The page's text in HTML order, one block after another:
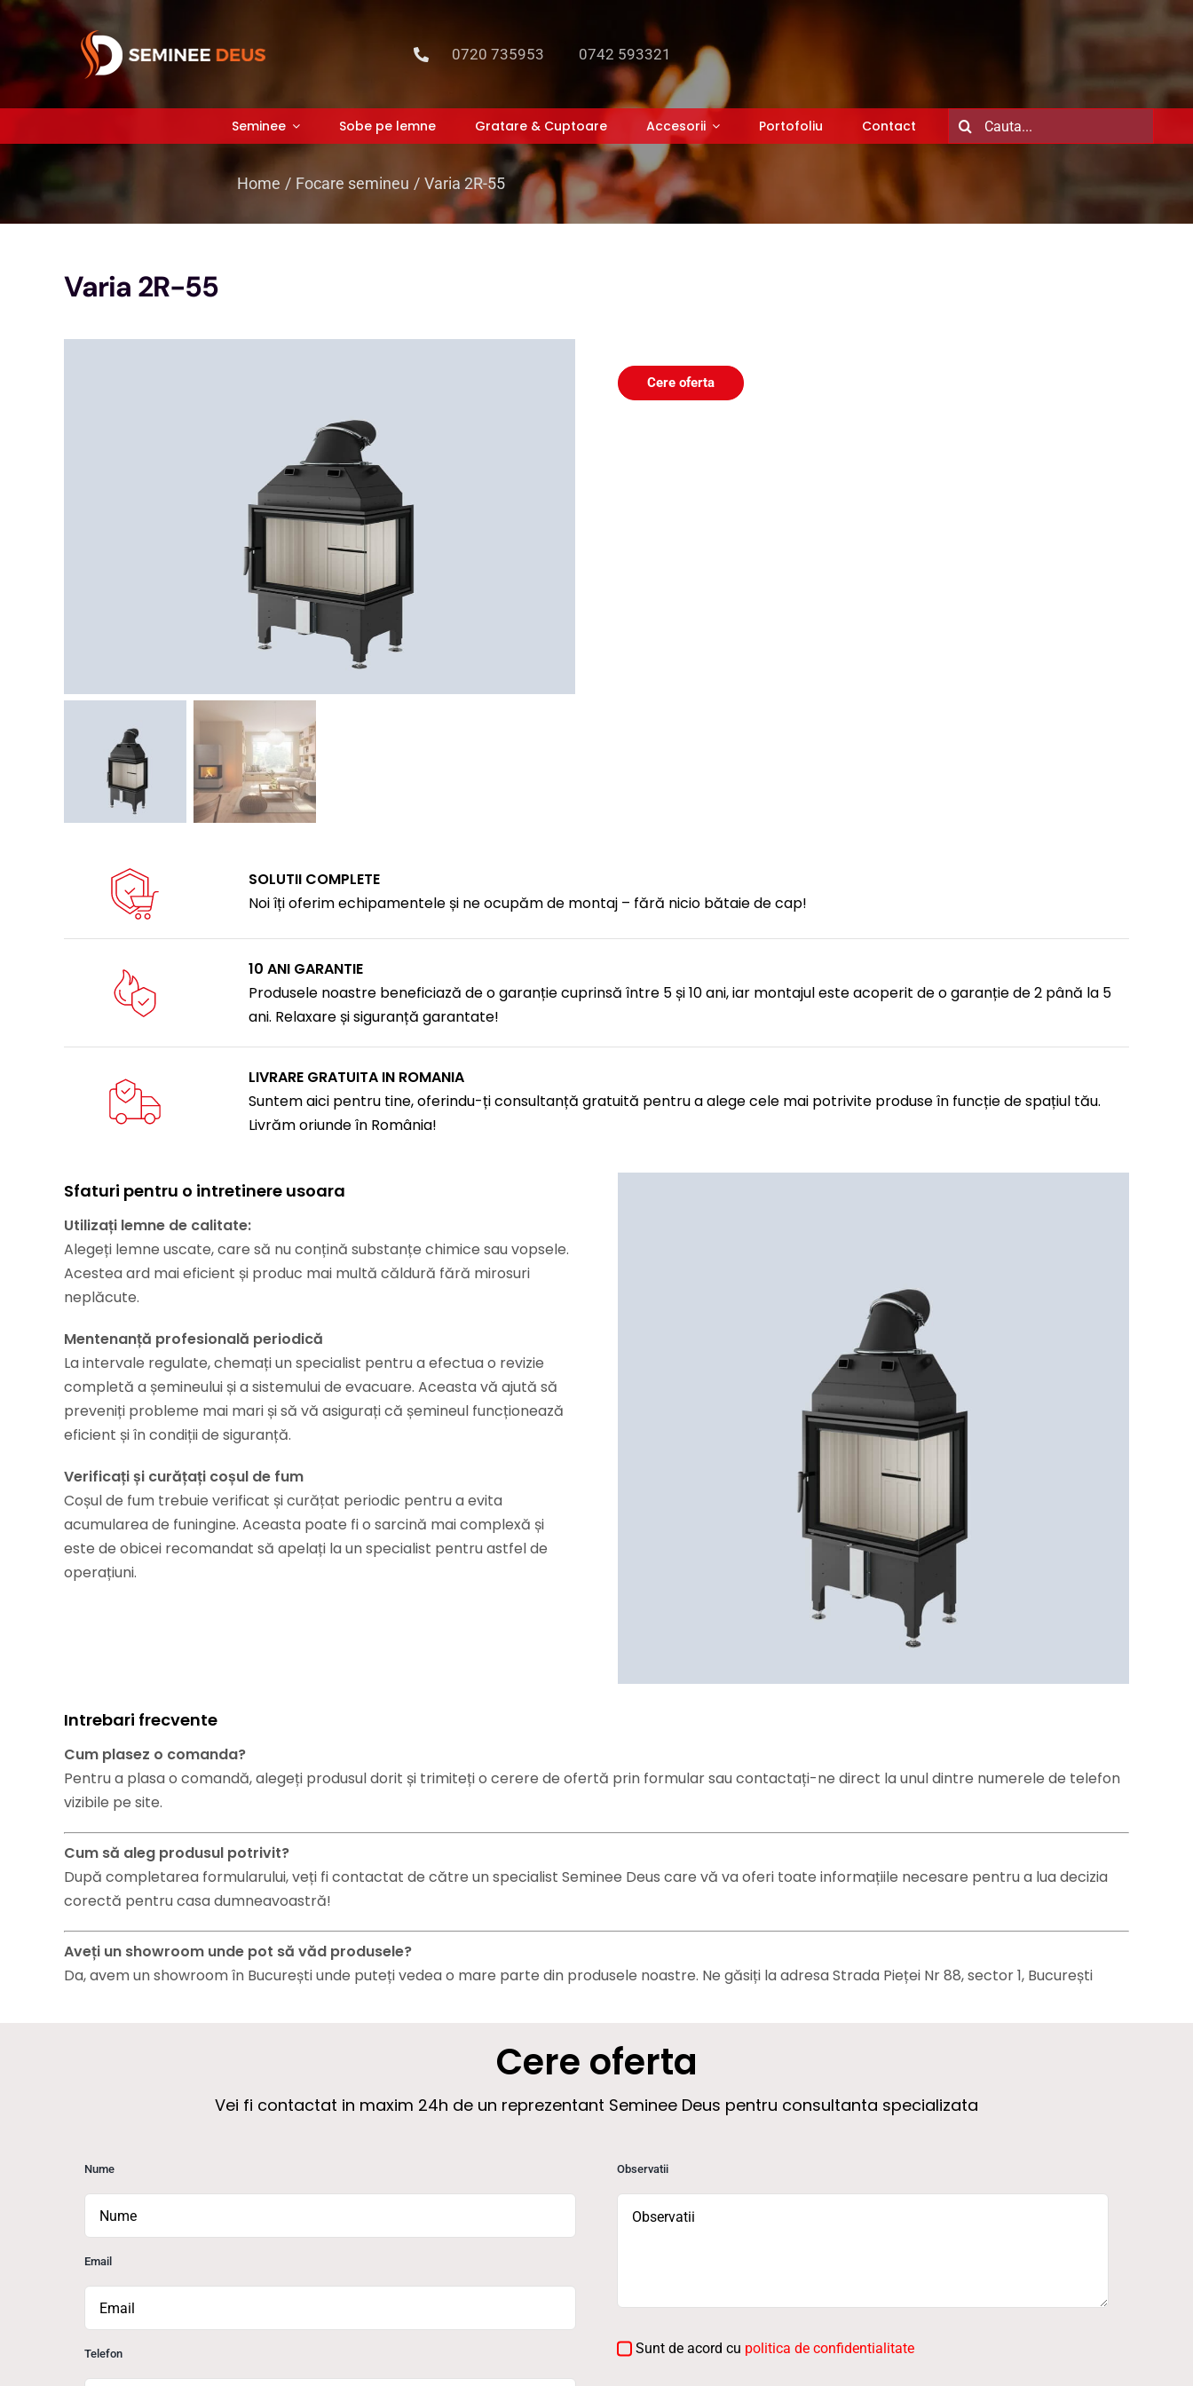
Skip
0720 735953 0742 593321
Seminee Sobe pe lemne Gratare & Cuptoare Accesorii Portofoliu Contact
Search
for:
Home Focare semineu Varia 2R-55
Varia 2R-55
Cere oferta
SOLUTII COMPLETE
Noi îți oferim echipamentele și ne ocupăm de montaj – fără nicio bătaie de cap!
10 ANI GARANTIE
Produsele noastre beneficiază de o garanție cuprinsă între 5 și 10 ani, iar montajul este acoperit de o garanție de 2 până la 5
ani. Relaxare și siguranță garantate!
LIVRARE GRATUITA IN ROMANIA
Suntem aici pentru tine, oferindu-ți consultanță gratuită pentru a alege cele mai potrivite produse în funcție de spațiul tău.
Livrăm oriunde în România!
Sfaturi pentru o intretinere usoara
Utilizați lemne de calitate:
Alegeți lemne uscate, care să nu conțină substanțe chimice sau vopsele.
Acestea ard mai eficient și produc mai multă căldură fără mirosuri
neplăcute.
Mentenanță profesională periodică
La intervale regulate, chemați un specialist pentru a efectua o revizie
completă a șemineului și a sistemului de evacuare. Aceasta vă ajută să
preveniți probleme mai mari și să vă asigurați că șemineul funcționează
eficient și în condiții de siguranță.
Verificați și curățați coșul de fum
Coșul de fum trebuie verificat și curățat periodic pentru a evita
acumularea de funingine. Aceasta poate fi o sarcină mai complexă și
este de obicei recomandat să apelați la un specialist pentru astfel de
operațiuni.
Intrebari frecvente
Cum plasez o comanda?
Pentru a plasa o comandă, alegeți produsul dorit și trimiteți o cerere de ofertă prin formular sau contactați-ne direct la unul dintre numerele de telefon
vizibile pe site.
Cum să aleg produsul potrivit?
După completarea formularului, veți fi contactat de către un specialist Seminee Deus care vă va oferi toate informațiile necesare pentru a lua decizia
corectă pentru casa dumneavoastră!
Aveți un showroom unde pot să văd produsele?
Da, avem un showroom în București unde puteți vedea o mare parte din produsele noastre. Ne găsiți la adresa Strada Pieței Nr 88, sector 1, București
Cere oferta
Vei fi contactat in maxim 24h de un reprezentant Seminee Deus pentru consultanta specializata
Nume
Email
Telefon
Observatii
Sunt de acord cu politica de confidentialitate